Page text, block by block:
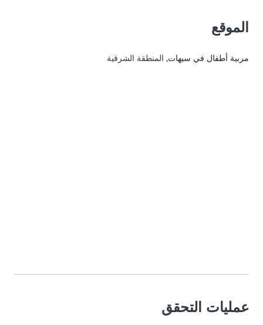
الموقع
مربية أطفال في سيهات, المنطقة الشرقية
عمليات التحقق